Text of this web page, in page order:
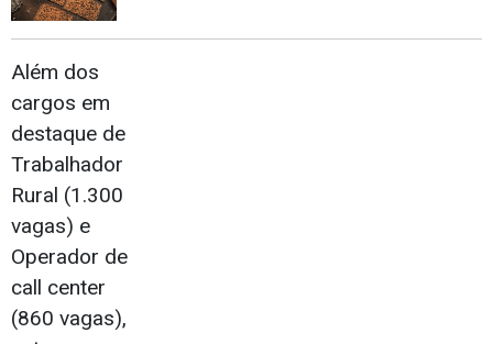
Além dos
cargos em
destaque de
Trabalhador
Rural (1.300
vagas) e
Operador de
call center
(860 vagas),